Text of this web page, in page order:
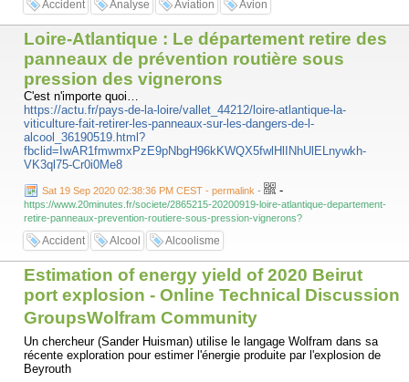
Accident Analyse Aviation Avion
Loire-Atlantique : Le département retire des
panneaux de prévention routière sous
pression des vignerons
C'est n'importe quoi…
https://actu.fr/pays-de-la-loire/vallet_44212/loire-atlantique-la-
viticulture-fait-retirer-les-panneaux-sur-les-dangers-de-l-
alcool_36190519.html?
fbclid=IwAR1fmwmxPzE9pNbgH96kKWQX5fwlHlINhUlELnywkh-
VK3ql75-Cr0i0Me8
Sat 19 Sep 2020 02:38:36 PM CEST - permalink - -
https://www.20minutes.fr/societe/2865215-20200919-loire-atlantique-departement-
retire-panneaux-prevention-routiere-sous-pression-vignerons?
Accident Alcool Alcoolisme
Estimation of energy yield of 2020 Beirut
port explosion - Online Technical Discussion
GroupsWolfram Community
Un chercheur (Sander Huisman) utilise le langage Wolfram dans sa
récente exploration pour estimer l'énergie produite par l'explosion de
Beyrouth